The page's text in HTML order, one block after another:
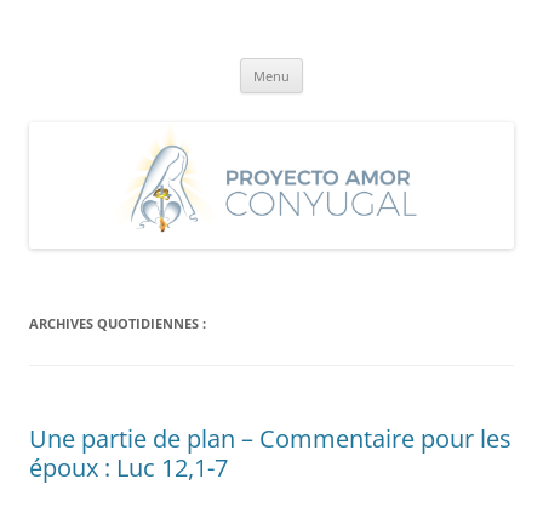
Menu
ARCHIVES QUOTIDIENNES :
Une partie de plan – Commentaire pour les
époux : Luc 12,1-7